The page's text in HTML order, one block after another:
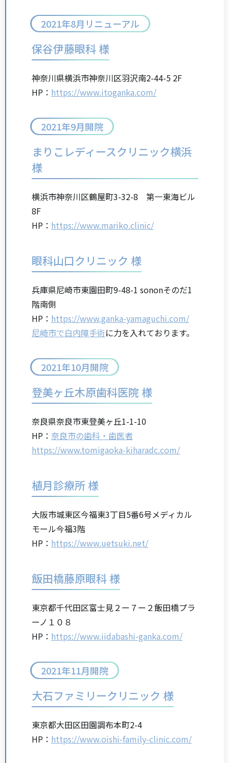
2021年8月リニューアル
保谷伊藤眼科 様
神奈川県横浜市神奈川区羽沢南2-44-5 2F
HP： https://www.itoganka.com/
2021年9月開院
まりこレディースクリニック横浜
様
横浜市神奈川区鶴屋町3-32-8 第一東海ビル
8F
HP： https://www.mariko.clinic/
眼科山口クリニック 様
兵庫県尼崎市東園田町9-48-1 sononそのだ1
階南側
HP： https://www.ganka-yamaguchi.com/
尼崎市で白内障手術に力を入れております。
2021年10月開院
登美ヶ丘木原歯科医院 様
奈良県奈良市東登美ヶ丘1-1-10
HP： 奈良市の歯科・歯医者
https://www.tomigaoka-kiharadc.com/
植月診療所 様
大阪市城東区今福東3丁目5番6号メディカル
モール今福3階
HP： https://www.uetsuki.net/
飯田橋藤原眼科 様
東京都千代田区富士見２ー７ー２飯田橋プラ
ーノ１０８
HP： https://www.iidabashi-ganka.com/
2021年11月開院
大石ファミリークリニック 様
東京都大田区田園調布本町2-4
HP： https://www.oishi-family-clinic.com/